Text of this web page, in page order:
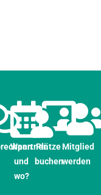
Wann
und
wo?
Plätze
buchen
Mitglied
werden